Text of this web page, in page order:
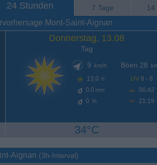
24 Stunden 7 Tage 14
Mont-Saint-Aignan
Donnerstag, 13.08
Tag
9
km/h
13,0 h
0.0 mm
0 %
Böen 28
UV 8 - 8
06:42
21:19
34°C
Aignan (3h-Interval)